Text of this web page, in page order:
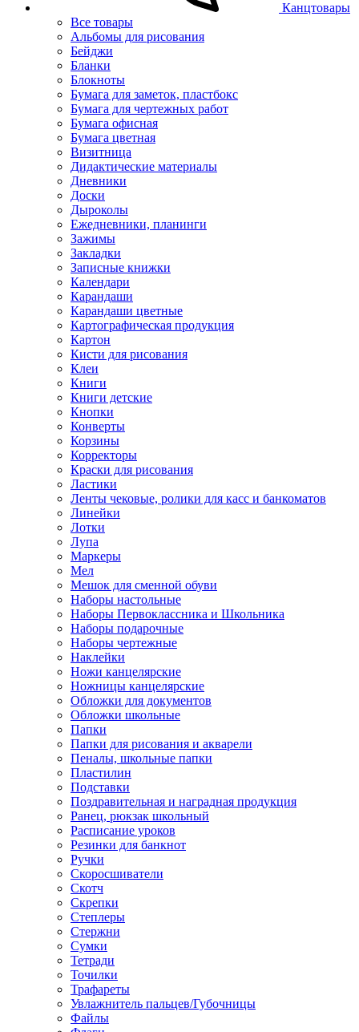
Канцтовары
Все товары
Альбомы для рисования
Бейджи
Бланки
Блокноты
Бумага для заметок, пластбокс
Бумага для чертежных работ
Бумага офисная
Бумага цветная
Визитница
Дидактические материалы
Дневники
Доски
Дыроколы
Ежедневники, планинги
Зажимы
Закладки
Записные книжки
Календари
Карандаши
Карандаши цветные
Картографическая продукция
Картон
Кисти для рисования
Клеи
Книги
Книги детские
Кнопки
Конверты
Корзины
Корректоры
Краски для рисования
Ластики
Ленты чековые, ролики для касс и банкоматов
Линейки
Лотки
Лупа
Маркеры
Мел
Мешок для сменной обуви
Наборы настольные
Наборы Первоклассника и Школьника
Наборы подарочные
Наборы чертежные
Наклейки
Ножи канцелярские
Ножницы канцелярские
Обложки для документов
Обложки школьные
Папки
Папки для рисования и акварели
Пеналы, школьные папки
Пластилин
Подставки
Поздравительная и наградная продукция
Ранец, рюкзак школьный
Расписание уроков
Резинки для банкнот
Ручки
Скоросшиватели
Скотч
Скрепки
Степлеры
Стержни
Сумки
Тетради
Точилки
Трафареты
Увлажнитель пальцев/Губочницы
Файлы